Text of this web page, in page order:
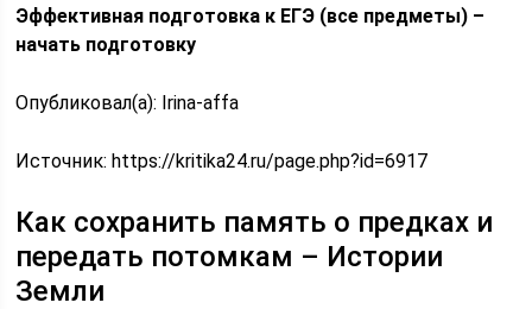
Эффективная подготовка к ЕГЭ (все предметы) –
начать подготовку
Опубликовал(а): Irina-affa
Источник:https://kritika24.ru/page.php?id=6917
Как сохранить память о предках и
передать потомкам – Истории
Земли